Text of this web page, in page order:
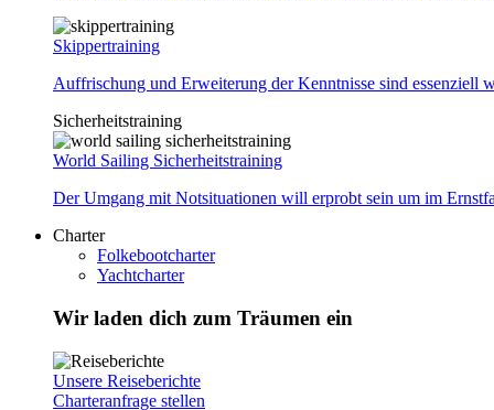
Skippertraining
Auffrischung und Erweiterung der Kenntnisse sind essenziell
Sicherheitstraining
World Sailing Sicherheitstraining
Der Umgang mit Notsituationen will erprobt sein um im
Charter
Folkebootcharter
Yachtcharter
Wir laden dich zum Träumen ein
Unsere Reiseberichte
Charteranfrage stellen